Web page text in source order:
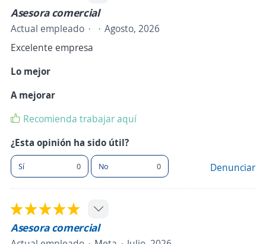
Asesora comercial
Actual empleado
Agosto, 2026
Excelente empresa
Lo mejor
A mejorar
Recomienda trabajar aquí
¿Esta opinión ha sido útil?
Sí 0 No 0 Denunciar
Asesora comercial